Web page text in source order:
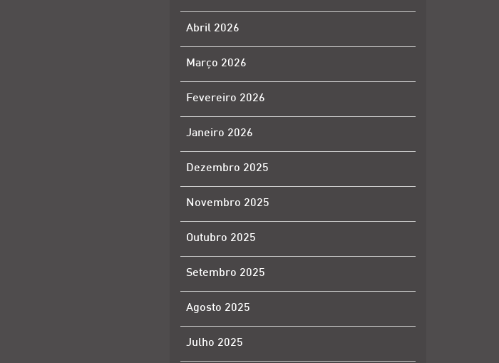
Abril 2026
Março 2026
Fevereiro 2026
Janeiro 2026
Dezembro 2025
Novembro 2025
Outubro 2025
Setembro 2025
Agosto 2025
Julho 2025